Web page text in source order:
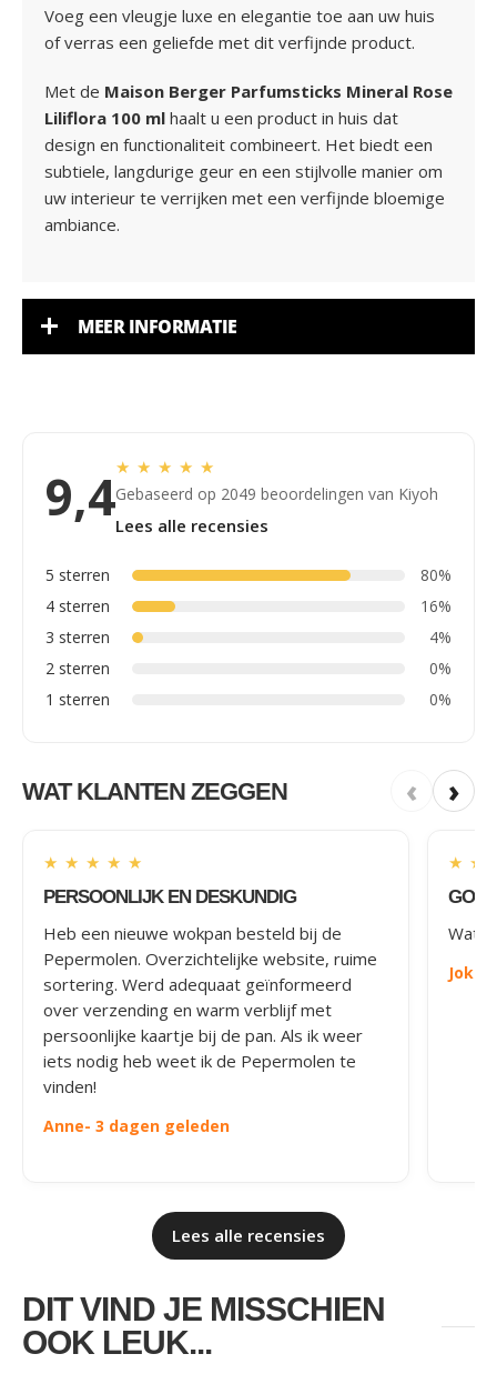
Voeg een vleugje luxe en elegantie toe aan uw huis
of verras een geliefde met dit verfijnde product.
Met de Maison Berger Parfumsticks Mineral Rose
Liliflora 100 ml haalt u een product in huis dat
design en functionaliteit combineert. Het biedt een
subtiele, langdurige geur en een stijlvolle manier om
uw interieur te verrijken met een verfijnde bloemige
ambiance.
MEER INFORMATIE
9,4★ ★ ★ ★ ★
Gebaseerd op 2049 beoordelingen van Kiyoh
Lees alle recensies
5 sterren
80%
4 sterren
16%
3 sterren
4%
2 sterren
0%
1 sterren
0%
WAT KLANTEN ZEGGEN ‹ ›
★ ★ ★ ★ ★
PERSOONLIJK EN DESKUNDIG
Heb een nieuwe wokpan besteld bij de
Pepermolen. Overzichtelijke website, ruime
sortering. Werd adequaat geïnformeerd
over verzending en warm verblijf met
persoonlijke kaartje bij de pan. Als ik weer
iets nodig heb weet ik de Pepermolen te
vinden!
Anne- 3 dagen geleden
★ ★
Wat
Joke
Lees alle recensies
DIT VIND JE MISSCHIEN
OOK LEUK...